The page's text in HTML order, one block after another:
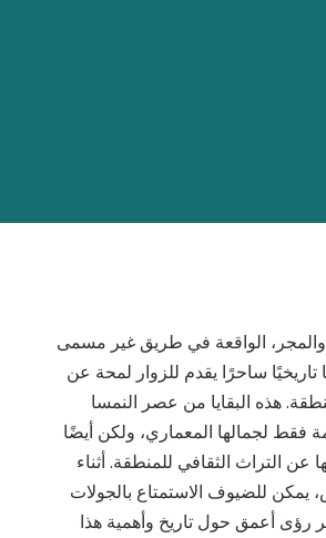
والمجر، الواقعة في طريق غير مسمى
ساحرًا يقدم للزوار لمحة عن
هذه البقايا من عصر النمسا
فقط لجمالها المعماري، ولكن أيضًا
عن التراث الثقافي للمنطقة. أثناء
يمكن للضيوف الاستمتاع بالجولات
رؤى أعمق حول تاريخ وأهمية هذا